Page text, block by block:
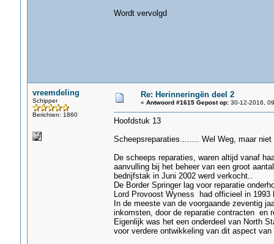
Wordt vervolgd
vreemdeling
Schipper
Berichten: 1860
Re: Herinneringën deel 2
« Antwoord #1615 Gepost op:30-12-2016,
Hoofdstuk 13
Scheepsreparaties........ Wel Weg, maar niet
De scheeps reparaties, waren altijd vanaf
aanvulling bij het beheer van een groot
bedrijfstak in Juni 2002 werd verkocht..
De Border Springer lag voor reparatie
Lord Provoost Wyness had officieel in 1993
In de meeste van de voorgaande zeventig
inkomsten, door de reparatie contracten en
Eigenlijk was het een onderdeel van North
voor verdere ontwikkeling van dit aspect van